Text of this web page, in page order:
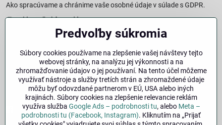
Ako spracúvame a chránime vaše osobné údaje v súlade s GDPR.
🧾Reklamačný formulár
Jednoduché podanie reklamácie
Vzorový formulár pre odstúpenie od zmluvy a vrátenie tovaru.
Právna doložka – Autorské práva
Informácie o ochrane obsahu, značiek a fotografií vrátane
podmienok.
Facebook Instagram
Predvoľby súkromia
Súbory cookies používame na zlepšenie vašej návštevy tejto
webovej stránky, na analýzu jej výkonnosti a na
zhromažďovanie údajov o jej používaní. Na tento účel môžeme
využívať nástroje a služby tretích strán a zhromaždené údaje
môžu byť odovzdané partnerom v EÚ, USA alebo iných
krajinách. Súbory cookies na zlepšenie relevancie reklám
využíva služba Google Ads – podrobnosti tu, alebo Meta –
podrobnosti tu (Facebook, Instagram). Kliknutím na „Prijať